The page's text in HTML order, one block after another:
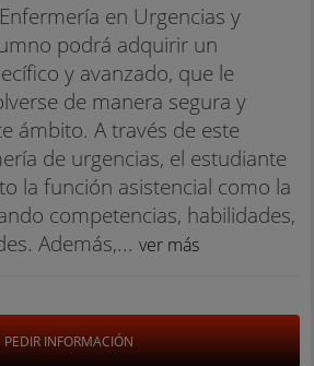
en Urgencias y
podrá adquirir un
y avanzado, que le
de manera segura y
ámbito. A través de este
de urgencias, el estudiante
la función asistencial como la
competencias, habilidades,
Además,... ver más
PEDIR INFORMACIÓN